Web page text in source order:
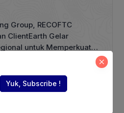
Group, RECOFTC
ClientEarth Gelar
untuk Memperkuat
Turun Rp 1000
Yuk, Subscribe !